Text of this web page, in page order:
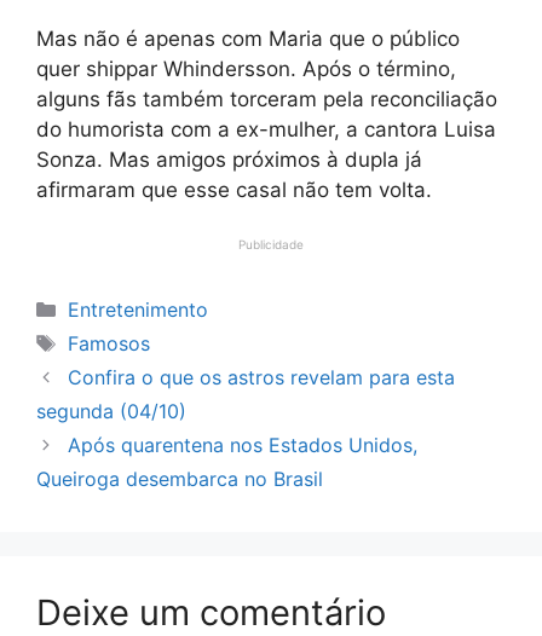
Mas não é apenas com Maria que o público
quer shippar Whindersson. Após o término,
alguns fãs também torceram pela reconciliação
do humorista com a ex-mulher, a cantora Luisa
Sonza. Mas amigos próximos à dupla já
afirmaram que esse casal não tem volta.
Publicidade
Categorias
Entretenimento
Tags
Famosos
Confira o que os astros revelam para esta
segunda (04/10)
Após quarentena nos Estados Unidos,
Queiroga desembarca no Brasil
Deixe um comentário